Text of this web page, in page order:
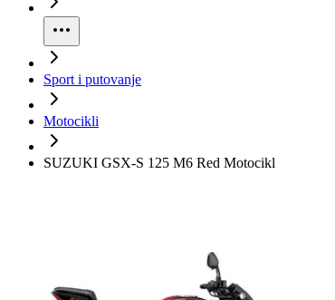
Sport i putovanje
Motocikli
SUZUKI GSX-S 125 M6 Red Motocikl